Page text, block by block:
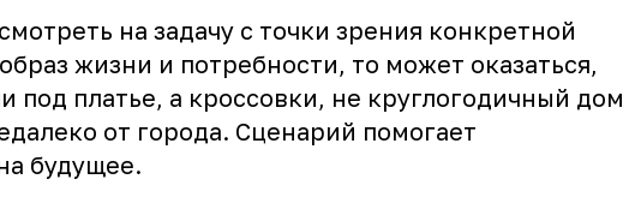
на задачу с точки зрения конкретной
жизни и потребности, то может оказаться,
под платье, а кроссовки, не круглогодичный дом
от города. Сценарий помогает
будущее.